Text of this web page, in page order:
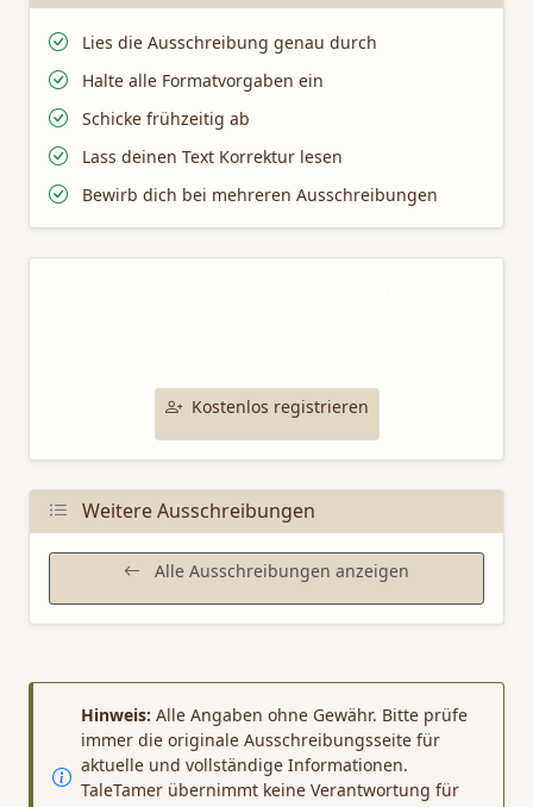
Lies die Ausschreibung genau durch
Halte alle Formatvorgaben ein
Schicke frühzeitig ab
Lass deinen Text Korrektur lesen
Bewirb dich bei mehreren Ausschreibungen
Kostenlos registrieren
Weitere Ausschreibungen
Alle Ausschreibungen anzeigen
Hinweis: Alle Angaben ohne Gewähr. Bitte prüfe
immer die originale Ausschreibungsseite für
aktuelle und vollständige Informationen.
TaleTamer übernimmt keine Verantwortung für